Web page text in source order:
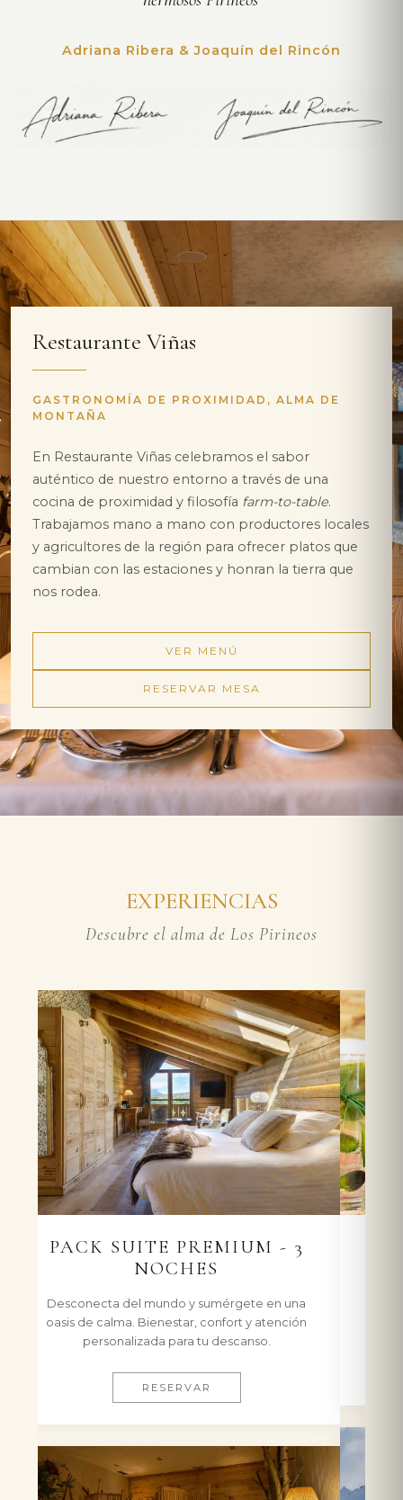
Adriana Ribera & Joaquín del Rincón
Restaurante Viñas
GASTRONOMÍA DE PROXIMIDAD, ALMA DE
MONTAÑA
En Restaurante Viñas celebramos el sabor
auténtico de nuestro entorno a través de una
cocina de proximidad y filosofía farm-to-table.
Trabajamos mano a mano con productores locales
y agricultores de la región para ofrecer platos que
cambian con las estaciones y honran la tierra que
nos rodea.
VER MENÚ
RESERVAR MESA
EXPERIENCIAS
Descubre el alma de Los Pirineos
3 NOCHES DE
DESCONEXIÓN
Disfruta de una escapada de 3 noches ENTRE
SEMANA (de Domingo a Jueves).